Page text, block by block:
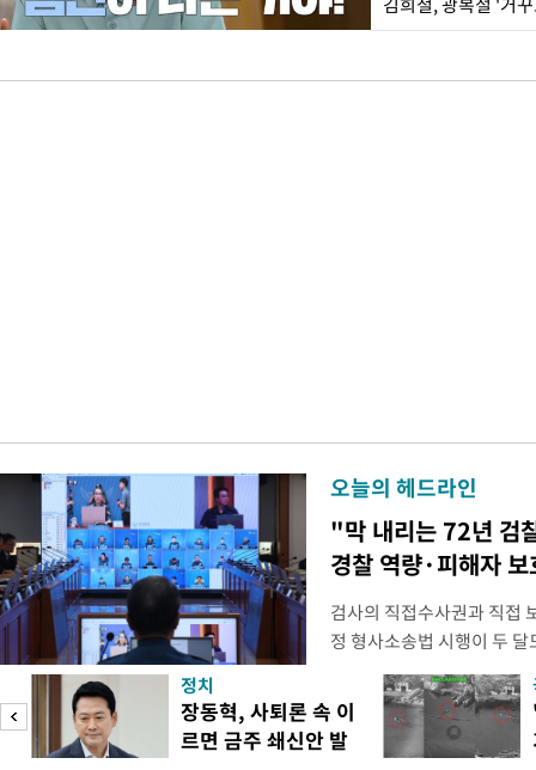
오늘의 헤드라인
"막 내리는 72년 검
경찰 역량·피해자
검사의 직접수사권과 직접
정 형사소송법 시행이 두
운 형사사법체계 안착을
다. 경찰은 형소법 후속조
직·인력 보강과 하위법령
량 강화와 피해자 보호체계
정치
장동혁, 사퇴론 속 이
르면 금주 쇄신안 발